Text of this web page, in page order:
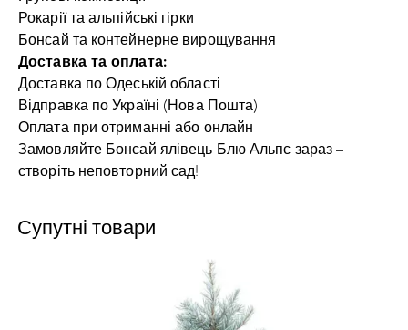
Рокарії та альпійські гірки
Бонсай та контейнерне вирощування
Доставка та оплата:
Доставка по Одеській області
Відправка по Україні (Нова Пошта)
Оплата при отриманні або онлайн
Замовляйте Бонсай ялівець Блю Альпс зараз –
створіть неповторний сад!
Супутні товари